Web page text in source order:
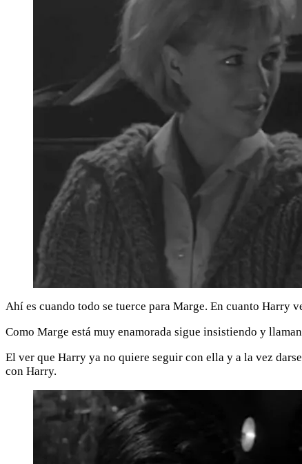
Ahí es cuando todo se tuerce para Marge. En cuanto Harry
Como Marge está muy enamorada sigue insistiendo y
El ver que Harry ya no quiere seguir con ella y a la vez
con Harry.